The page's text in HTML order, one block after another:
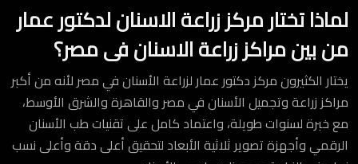
لماذا تختار مركز زراعة الاسنان لدكتور عمار
من بين مراكز زراعة الاسنان فى مصر؟
يختار الكثيرون مركز دكتور عمار لزراعة الأسنان في مصر لأنه من أكبر
مراكز زراعة وتجميل الأسنان في مصر والقاهرة والشرق الأوسط،
مع خبرة لسنوات طويلة، واعتماد كامل على تقنيات طب الأسنان
الرقمي وأجهزة تصوير ثلاثية الأبعاد لتحقيق أعلى دقة وأعلى نسب